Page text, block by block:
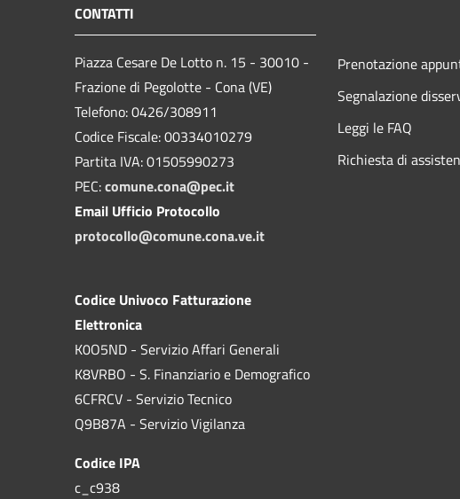
CONTATTI
Piazza Cesare De Lotto n. 15 - 30010 -
Frazione di Pegolotte - Cona (VE)
Telefono: 0426/308911
Codice Fiscale: 00334010279
Partita IVA: 01505990273
PEC:comune.cona@pec.it
Email Ufficio Protocollo
protocollo@comune.cona.ve.it
Codice Univoco Fatturazione
Elettronica
K0O5ND - Servizio Affari Generali
K8VRBO - S. Finanziario e Demografico
6CFRCV - Servizio Tecnico
Q9B87A - Servizio Vigilanza
Codice IPA
c_c938
Prenotazione
Segnalazione
Leggi le FAQ
Richiesta di